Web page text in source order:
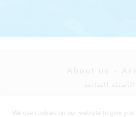
About us -
الأسئلة الشائعة
Visit our Danone
We use cookies on our website to give